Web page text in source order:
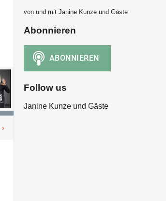
›
von und mit Janine Kunze und Gäste
Abonnieren
Follow us
Janine Kunze und Gäste